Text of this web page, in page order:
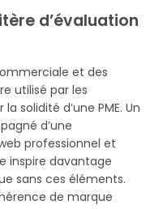
d’évaluation
et des
utilisé par les
solidité d’une PME. Un
d’une
professionnel et
inspire davantage
sans ces éléments.
de marque